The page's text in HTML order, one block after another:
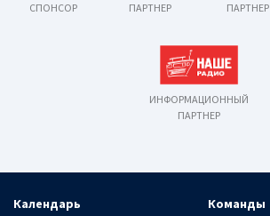
СПОНСОР
ПАРТНЕР
ПАРТНЕР
ИНФОРМАЦИОННЫЙ
ПАРТНЕР
Календарь Команды